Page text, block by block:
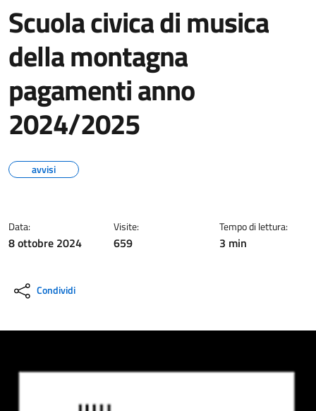
Scuola civica di musica
della montagna
pagamenti anno
2024/2025
avvisi
Data:
8 ottobre 2024
Visite:
659
Tempo di lettura:
3 min
Condividi